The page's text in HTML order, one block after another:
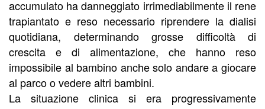
accumulato ha danneggiato irrimediabilmente il rene
trapiantato e reso necessario riprendere la dialisi
quotidiana, determinando grosse difficoltà di
crescita e di alimentazione, che hanno reso
impossibile al bambino anche solo andare a giocare
al parco o vedere altri bambini.
La situazione clinica si era progressivamente